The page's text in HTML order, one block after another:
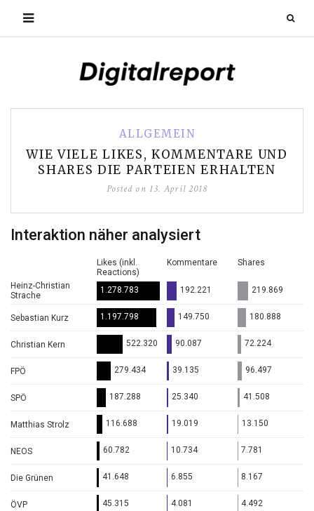
ALLGEMEIN
WIE VIELE LIKES, KOMMENTARE UND
SHARES DIE PARTEIEN ERHALTEN
Posted on 13. April 2018